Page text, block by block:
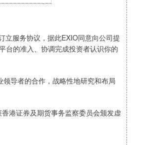
服务协议，据此EXIO同意向公司提
台的准入、协调完成投资者认识你的
导者的合作，战略性地研究和布局
港证券及期货事务监察委员会颁发虚